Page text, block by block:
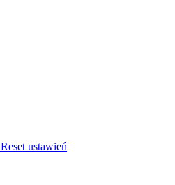
Reset ustawień